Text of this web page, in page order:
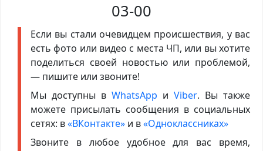
03-00
Если вы стали очевидцем происшествия, у вас
есть фото или видео с места ЧП, или вы хотите
поделиться своей новостью или проблемой,
— пишите или звоните!
Мы доступны в WhatsApp иViber. Вы также
можете присылать сообщения в социальных
сетях: в«ВКонтакте»и в«Одноклассниках»
Звоните в любое удобное для вас время,